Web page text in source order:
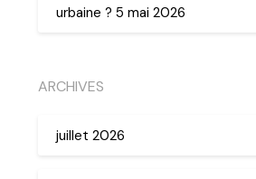
urbaine ? 5 mai 2026
ARCHIVES
juillet 2026